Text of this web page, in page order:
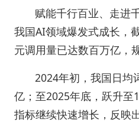
赋能千行百业、走进
我国AI领域爆发式成长，
元调用量已达数百万亿，
2024年初，我国日均
亿；至2025年底，跃升至
指标继续快速增长，反映